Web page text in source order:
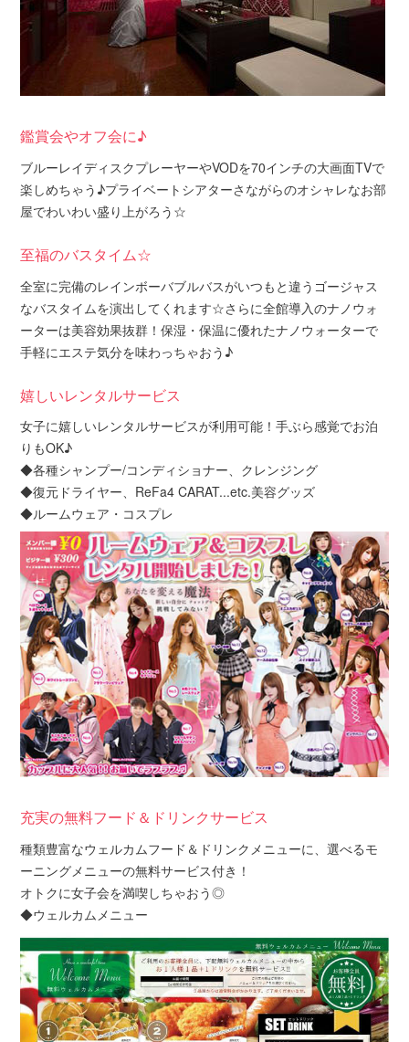
鑑賞会やオフ会に♪
ブルーレイディスクプレーヤーやVODを70インチの大画面TVで
楽しめちゃう♪プライベートシアターさながらのオシャレなお部
屋でわいわい盛り上がろう☆
至福のバスタイム☆
全室に完備のレインボーバブルバスがいつもと違うゴージャス
なバスタイムを演出してくれます☆さらに全館導入のナノウォ
ーターは美容効果抜群！保湿・保温に優れたナノウォーターで
手軽にエステ気分を味わっちゃおう♪
嬉しいレンタルサービス
女子に嬉しいレンタルサービスが利用可能！手ぶら感覚でお泊
りもOK♪
◆各種シャンプー/コンディショナー、クレンジング
◆復元ドライヤー、ReFa4 CARAT...etc.美容グッズ
◆ルームウェア・コスプレ
充実の無料フード＆ドリンクサービス
種類豊富なウェルカムフード＆ドリンクメニューに、選べるモ
ーニングメニューの無料サービス付き！
オトクに女子会を満喫しちゃおう◎
◆ウェルカムメニュー